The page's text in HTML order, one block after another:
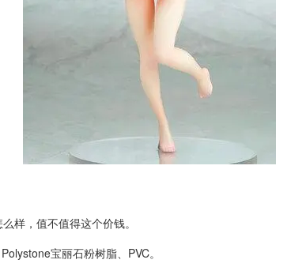
样，值不值得这个价钱。
宝丽石粉树脂、PVC。